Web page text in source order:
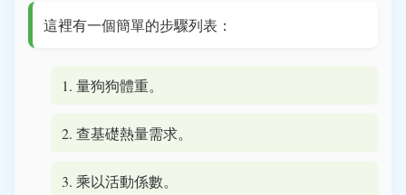
這裡有一個簡單的步驟列表：
量狗狗體重。
查基礎熱量需求。
乘以活動係數。